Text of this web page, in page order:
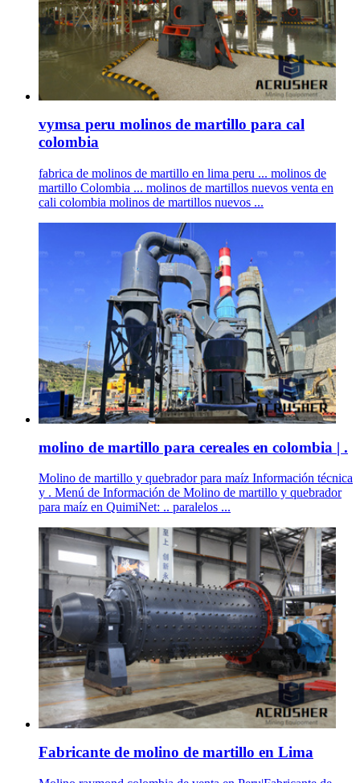
vymsa peru molinos de martillo para cal
colombia
fabrica de molinos de martillo en lima peru ... molinos de
martillo Colombia ... molinos de martillos nuevos venta en
cali colombia molinos de martillos nuevos ...
molino de martillo para cereales en colombia | .
Molino de martillo y quebrador para maíz Información técnica
y . Menú de Información de Molino de martillo y quebrador
para maíz en QuimiNet: .. paralelos ...
Fabricante de molino de martillo en Lima